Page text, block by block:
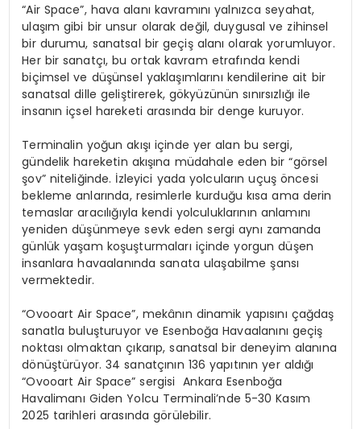
“Air Space”, hava alanı kavramını yalnızca seyahat,
ulaşım gibi bir unsur olarak değil, duygusal ve zihinsel
bir durumu, sanatsal bir geçiş alanı olarak yorumluyor.
Her bir sanatçı, bu ortak kavram etrafında kendi
biçimsel ve düşünsel yaklaşımlarını kendilerine ait bir
sanatsal dille geliştirerek, gökyüzünün sınırsızlığı ile
insanın içsel hareketi arasında bir denge kuruyor.
Terminalin yoğun akışı içinde yer alan bu sergi,
gündelik hareketin akışına müdahale eden bir “görsel
şov” niteliğinde. İzleyici yada yolcuların uçuş öncesi
bekleme anlarında, resimlerle kurduğu kısa ama derin
temaslar aracılığıyla kendi yolculuklarının anlamını
yeniden düşünmeye sevk eden sergi aynı zamanda
günlük yaşam koşuşturmaları içinde yorgun düşen
insanlara havaalanında sanata ulaşabilme şansı
vermektedir.
“Ovooart Air Space”, mekânın dinamik yapısını çağdaş
sanatla buluşturuyor ve Esenboğa Havaalanını geçiş
noktası olmaktan çıkarıp, sanatsal bir deneyim alanına
dönüştürüyor. 34 sanatçının 136 yapıtının yer aldığı
“Ovooart Air Space” sergisi Ankara Esenboğa
Havalimanı Giden Yolcu Terminali’nde 5-30 Kasım
2025 tarihleri arasında görülebilir.